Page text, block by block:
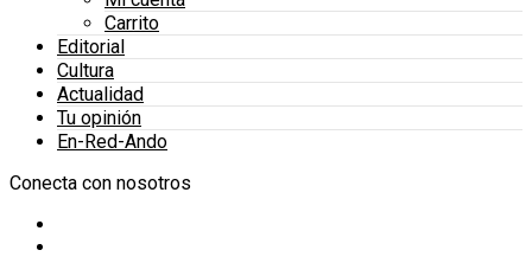
Carrito
Editorial
Cultura
Actualidad
Tu opinión
En-Red-Ando
Conecta con nosotros